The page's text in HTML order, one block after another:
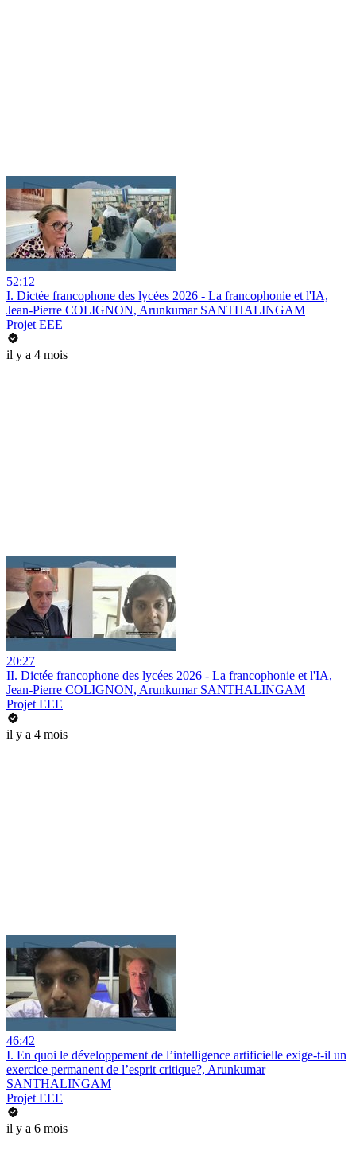
52:12
I. Dictée francophone des lycées 2026 - La francophonie et l'IA,
Jean-Pierre COLIGNON, Arunkumar SANTHALINGAM
Projet EEE
il y a 4 mois
20:27
II. Dictée francophone des lycées 2026 - La francophonie et l'IA,
Jean-Pierre COLIGNON, Arunkumar SANTHALINGAM
Projet EEE
il y a 4 mois
46:42
I. En quoi le développement de l’intelligence artificielle exige-t-il un
exercice permanent de l’esprit critique?, Arunkumar
SANTHALINGAM
Projet EEE
il y a 6 mois